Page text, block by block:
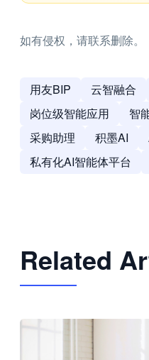
如有侵权，请联系删除。
用友BIP 云智融合
岗位级智能应用
智
采购助理
积墨AI
私有化AI智能体平台
Related